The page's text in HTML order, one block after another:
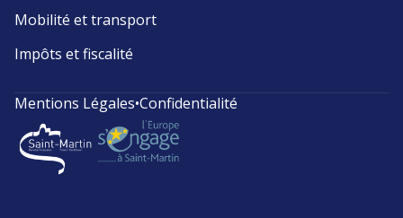
Mobilité et transport
Impôts et fiscalité
Mentions Légales•Confidentialité